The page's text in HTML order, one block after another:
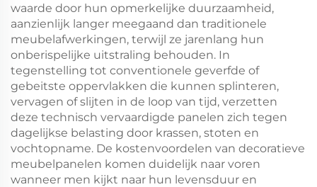
waarde door hun opmerkelijke duurzaamheid,
aanzienlijk langer meegaand dan traditionele
meubelafwerkingen, terwijl ze jarenlang hun
onberispelijke uitstraling behouden. In
tegenstelling tot conventionele geverfde of
gebeitste oppervlakken die kunnen splinteren,
vervagen of slijten in de loop van tijd, verzetten
deze technisch vervaardigde panelen zich tegen
dagelijkse belasting door krassen, stoten en
vochtopname. De kostenvoordelen van decoratieve
meubelpanelen komen duidelijk naar voren
wanneer men kijkt naar hun levensduur en